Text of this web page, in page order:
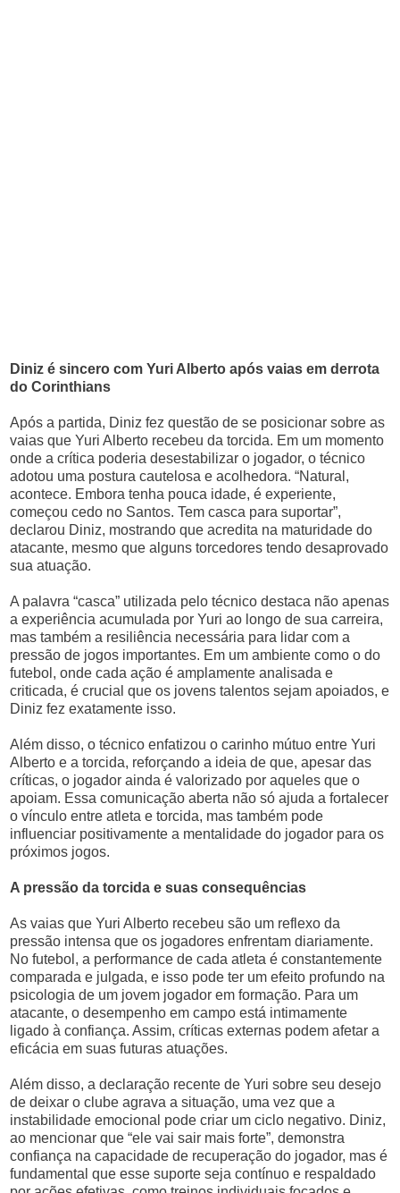
Diniz é sincero com Yuri Alberto após vaias em derrota
do Corinthians
Após a partida, Diniz fez questão de se posicionar sobre as
vaias que Yuri Alberto recebeu da torcida. Em um momento
onde a crítica poderia desestabilizar o jogador, o técnico
adotou uma postura cautelosa e acolhedora. “Natural,
acontece. Embora tenha pouca idade, é experiente,
começou cedo no Santos. Tem casca para suportar”,
declarou Diniz, mostrando que acredita na maturidade do
atacante, mesmo que alguns torcedores tendo desaprovado
sua atuação.
A palavra “casca” utilizada pelo técnico destaca não apenas
a experiência acumulada por Yuri ao longo de sua carreira,
mas também a resiliência necessária para lidar com a
pressão de jogos importantes. Em um ambiente como o do
futebol, onde cada ação é amplamente analisada e
criticada, é crucial que os jovens talentos sejam apoiados, e
Diniz fez exatamente isso.
Além disso, o técnico enfatizou o carinho mútuo entre Yuri
Alberto e a torcida, reforçando a ideia de que, apesar das
críticas, o jogador ainda é valorizado por aqueles que o
apoiam. Essa comunicação aberta não só ajuda a fortalecer
o vínculo entre atleta e torcida, mas também pode
influenciar positivamente a mentalidade do jogador para os
próximos jogos.
A pressão da torcida e suas consequências
As vaias que Yuri Alberto recebeu são um reflexo da
pressão intensa que os jogadores enfrentam diariamente.
No futebol, a performance de cada atleta é constantemente
comparada e julgada, e isso pode ter um efeito profundo na
psicologia de um jovem jogador em formação. Para um
atacante, o desempenho em campo está intimamente
ligado à confiança. Assim, críticas externas podem afetar a
eficácia em suas futuras atuações.
Além disso, a declaração recente de Yuri sobre seu desejo
de deixar o clube agrava a situação, uma vez que a
instabilidade emocional pode criar um ciclo negativo. Diniz,
ao mencionar que “ele vai sair mais forte”, demonstra
confiança na capacidade de recuperação do jogador, mas é
fundamental que esse suporte seja contínuo e respaldado